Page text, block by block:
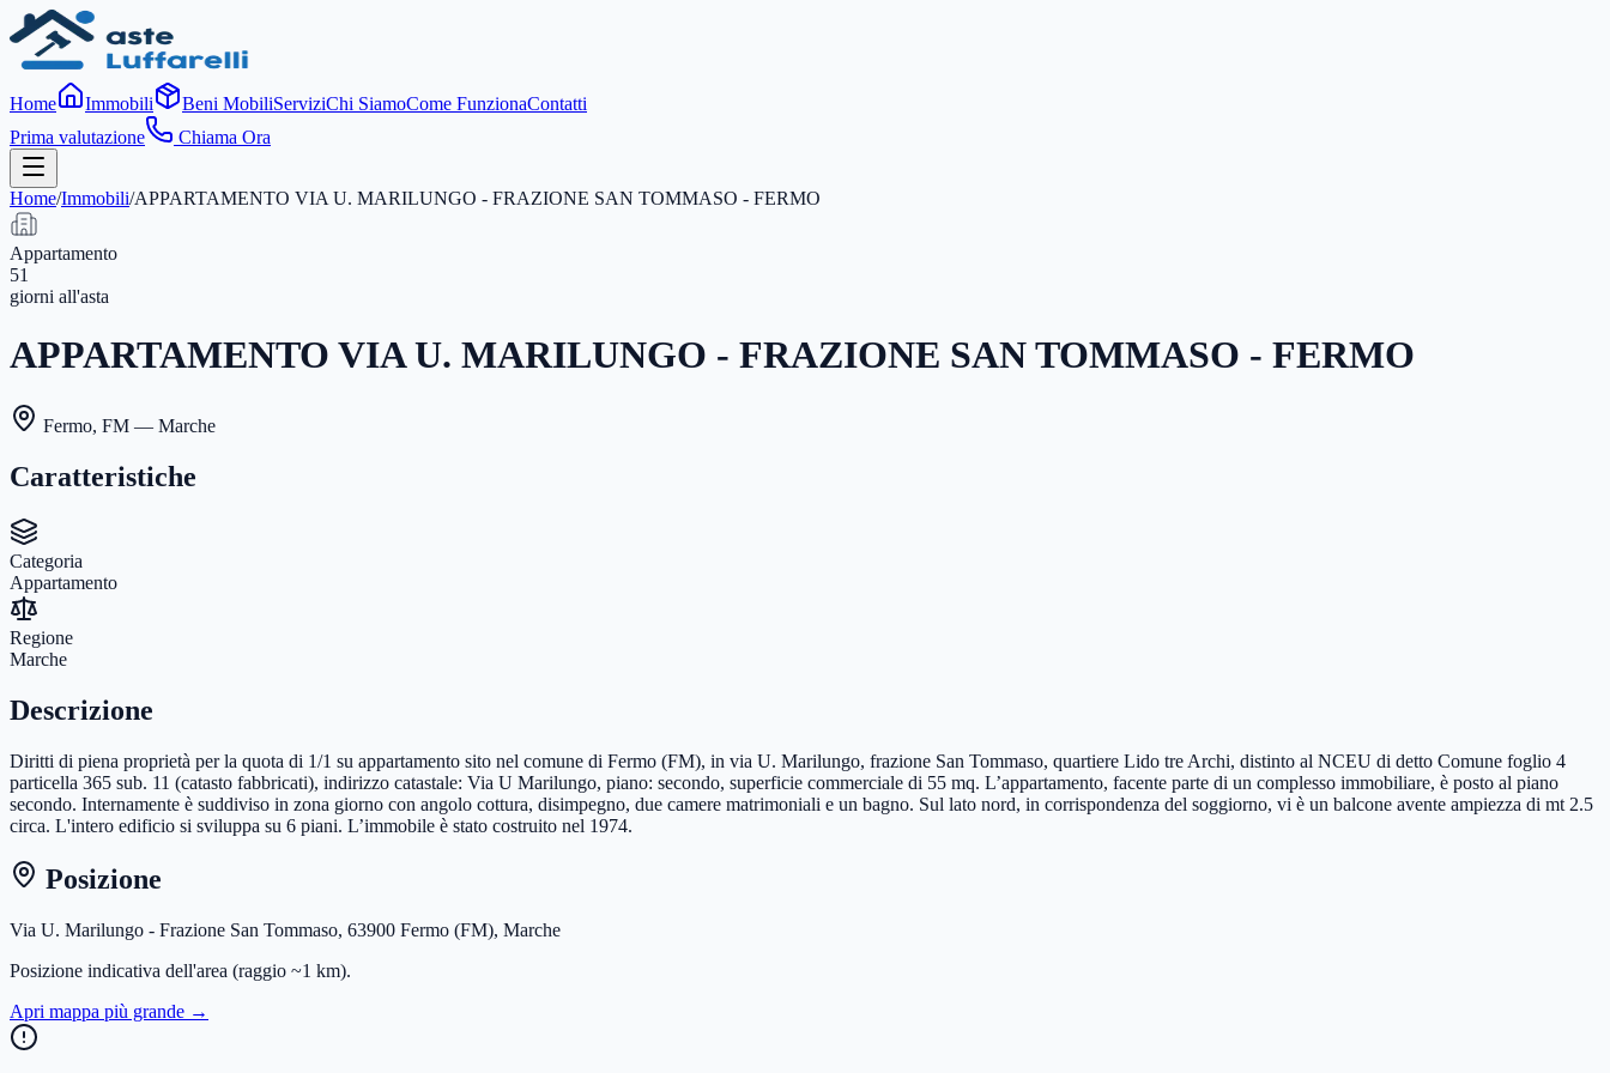
Home Immobili Beni MobiliServiziChi SiamoCome FunzionaContatti
Prima valutazione
Chiama Ora
Home/Immobili/APPARTAMENTO VIA U. MARILUNGO - FRAZIONE SAN TOMMASO - FERMO
Appartamento
51
giorni all'asta
APPARTAMENTO VIA U. MARILUNGO - FRAZIONE SAN TOMMASO - FERMO
Fermo, FM — Marche
Caratteristiche
Categoria
Appartamento
Regione
Marche
Descrizione
Diritti di piena proprietà per la quota di 1/1 su appartamento sito nel comune di Fermo (FM), in via U. Marilungo, frazione San Tommaso, quartiere Lido tre Archi, distinto al NCEU di detto Comune foglio 4
particella 365 sub. 11 (catasto fabbricati), indirizzo catastale: Via U Marilungo, piano: secondo, superficie commerciale di 55 mq. L’appartamento, facente parte di un complesso immobiliare, è posto al piano
secondo. Internamente è suddiviso in zona giorno con angolo cottura, disimpegno, due camere matrimoniali e un bagno. Sul lato nord, in corrispondenza del soggiorno, vi è un balcone avente ampiezza di mt 2.5
circa. L'intero edificio si sviluppa su 6 piani. L’immobile è stato costruito nel 1974.
Posizione
Via U. Marilungo - Frazione San Tommaso, 63900 Fermo (FM), Marche
Posizione indicativa dell'area (raggio ~1 km).
Apri mappa più grande →